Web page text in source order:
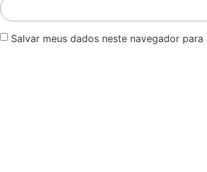
Salvar meus dados neste navegador